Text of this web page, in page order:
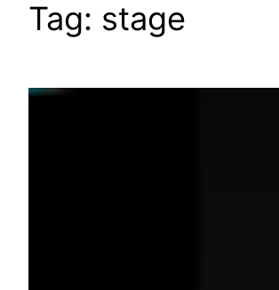
Tag: stage